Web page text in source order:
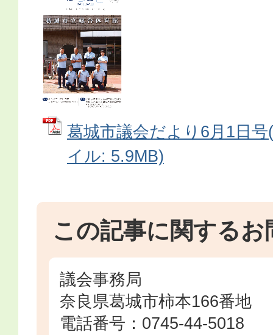
葛城市議会だより6月1日
イル: 5.9MB)
この記事に関するお
議会事務局
奈良県葛城市柿本166番地
電話番号：0745-44-5018